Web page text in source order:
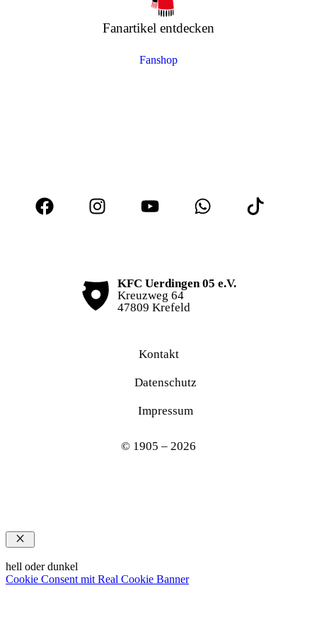
Fanartikel entdecken
Fanshop
KFC Uerdingen 05 e.V.
Kreuzweg 64
47809 Krefeld
Kontakt
Datenschutz
Impressum
© 1905 – 2026
Schließen
hell oder dunkel
Cookie Consent mit Real Cookie Banner